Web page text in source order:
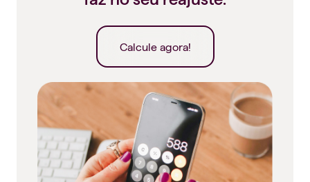
Calcule agora!